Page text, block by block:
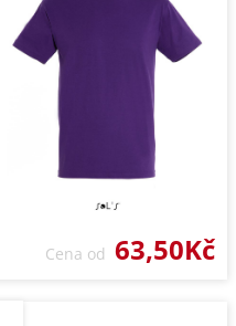
Cena od 63,50Kč